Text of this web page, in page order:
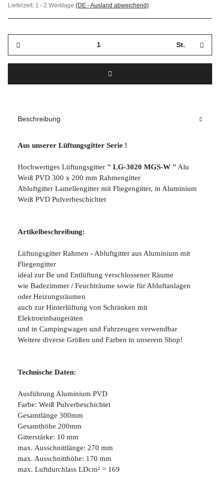
Lieferzeit: 1 - 2 Werktage (DE - Ausland abweichend)
St.
Beschreibung
Aus unserer Lüftungsgitter Serie !
Hochwertiges Lüftungsgitter " LG-3020 MGS-W " Alu
Weiß PVD 300 x 200 mm Rahmengitter
Abluftgitter Lamellengitter mit Fliegengitter, in Aluminium
Weiß PVD Pulverbeschichtet
Artikelbeschreibung:
Lüftungsgitter Rahmen - Abluftgitter aus Aluminium mit
Fliegengitter
ideal zur Be und Entlüftung verschlossener Räume
wie Badezimmer / Feuchträume sowie für Abluftanlagen
oder Heizungsräumen
auch zur Hinterlüftung von Schränken mit
Elektroeinbaugeräten
und in Campingwagen und Fahrzeugen verwendbar
Weitere diverse Größen und Farben in unserem Shop!
Technische Daten:
Ausführung Aluminium PVD
Farbe: Weiß Pulverbeschichtet
Gesamtlänge 300mm
Gesamthöhe 200mm
Gitterstärke: 10 mm
max. Ausschnittlänge: 270 mm
max. Ausschnitthöhe: 170 mm
max. Luftdurchlass LDcm² = 169